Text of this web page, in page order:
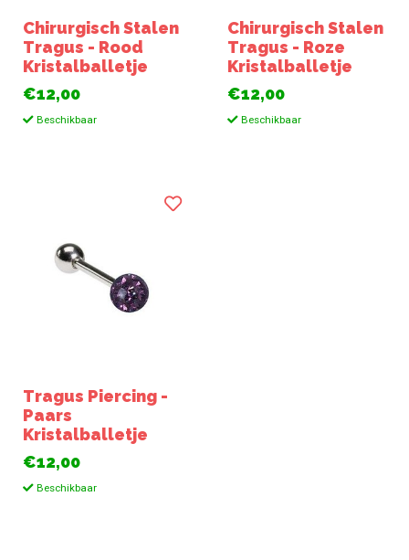
Chirurgisch Stalen
Tragus - Rood
Kristalballetje
€12,00
Beschikbaar
Chirurgisch Stalen
Tragus - Roze
Kristalballetje
€12,00
Beschikbaar
Tragus Piercing -
Paars
Kristalballetje
€12,00
Beschikbaar